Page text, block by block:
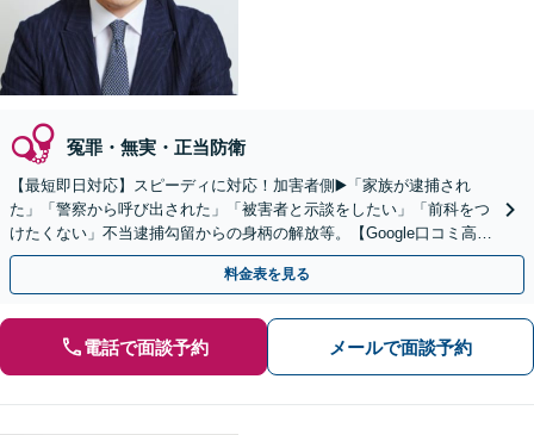
冤罪・無実・正当防衛
【最短即日対応】スピーディに対応！加害者側▶️「家族が逮捕され
た」「警察から呼び出された」「被害者と示談をしたい」「前科をつ
けたくない」不当逮捕勾留からの身柄の解放等。【Google口コミ高評
価⭐️】
料金表を見る
電話で面談予約 メールで面談予約